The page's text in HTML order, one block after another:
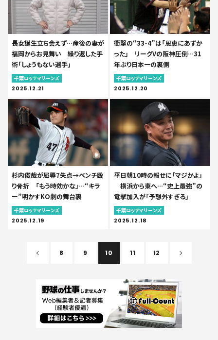
長女誕生立ち会えず…産後の妻が
福岡からお見舞い 繰り返した手
術「しょうもない選手」
千葉ロッテマリーンズ
2025.12.21
衝撃の“33-4”は「恩恵にあずか
った」 リーグVの阪神圧倒…31
年ぶり日本一の裏側
千葉ロッテマリーンズ
2025.12.20
杉内俊哉が屈辱7失点→ベンチ殴
り骨折 「もう時効かな」…“キラ
ー”明かすKO劇の舞台裏
千葉ロッテマリーンズ
2025.12.19
平日朝10時の報せに「マジかよ」
横浜から東へ…“史上最強”の
電撃加入が「予想外すぎる」
千葉ロッテマリーンズ
2025.12.18
8 9 10 11 12